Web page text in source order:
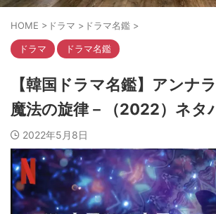
HOME > ドラマ > ドラマ名鑑 >
ドラマ ドラマ名鑑
【韓国ドラマ名鑑】アンナ
魔法の旋律－（2022）ネタ
2022年5月8日